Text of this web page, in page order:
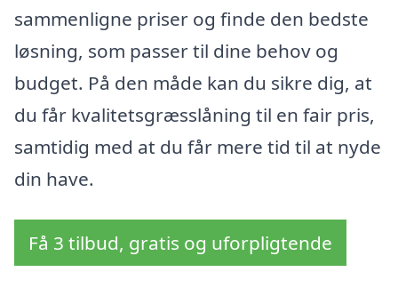
sammenligne priser og finde den bedste
løsning, som passer til dine behov og
budget. På den måde kan du sikre dig, at
du får kvalitetsgræsslåning til en fair pris,
samtidig med at du får mere tid til at nyde
din have.
Få 3 tilbud, gratis og uforpligtende